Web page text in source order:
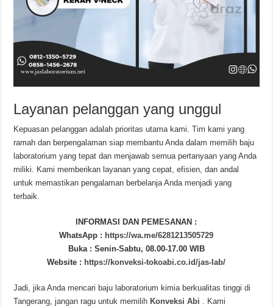
Layanan pelanggan yang unggul
Kepuasan pelanggan adalah prioritas utama kami. Tim kami yang
ramah dan berpengalaman siap membantu Anda dalam memilih baju
laboratorium yang tepat dan menjawab semua pertanyaan yang Anda
miliki. Kami memberikan layanan yang cepat, efisien, dan andal
untuk memastikan pengalaman berbelanja Anda menjadi yang
terbaik.
INFORMASI DAN PEMESANAN :
WhatsApp : https://wa.me/6281213505729
Buka : Senin-Sabtu, 08.00-17.00 WIB
Website : https://konveksi-tokoabi.co.id/jas-lab/
Jadi, jika Anda mencari baju laboratorium kimia berkualitas tinggi di
Tangerang, jangan ragu untuk memilih Konveksi Abi . Kami